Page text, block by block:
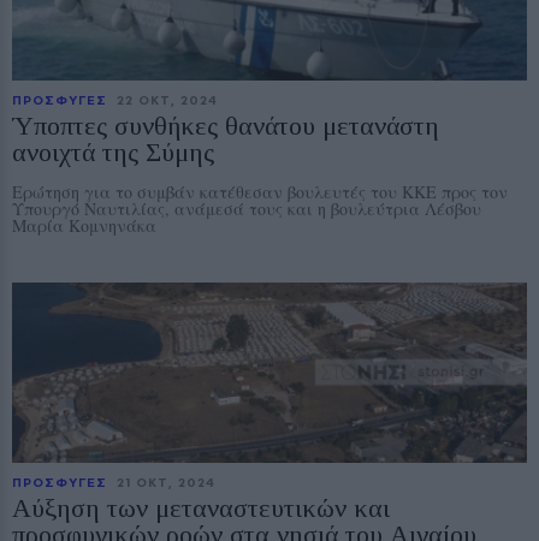
ΠΡΟΣΦΥΓΕΣ 22 ΟΚΤ, 2024
Ύποπτες συνθήκες θανάτου μετανάστη
ανοιχτά της Σύμης
Ερώτηση για το συμβάν κατέθεσαν βουλευτές του ΚΚΕ προς τον
Υπουργό Ναυτιλίας, ανάμεσά τους και η βουλεύτρια Λέσβου
Μαρία Κομνηνάκα
ΠΡΟΣΦΥΓΕΣ 21 ΟΚΤ, 2024
Αύξηση των μεταναστευτικών και
προσφυγικών ροών στα νησιά του Αιγαίου